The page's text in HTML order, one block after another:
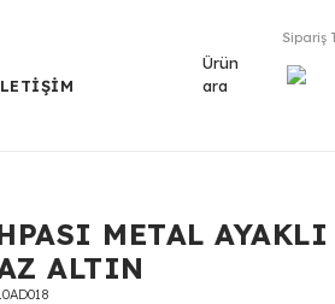
Sipariş
Ürün
ara
METAL
ALTIN